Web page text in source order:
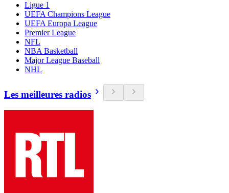
Ligue 1
UEFA Champions League
UEFA Europa League
Premier League
NFL
NBA Basketball
Major League Baseball
NHL
Les meilleures radios